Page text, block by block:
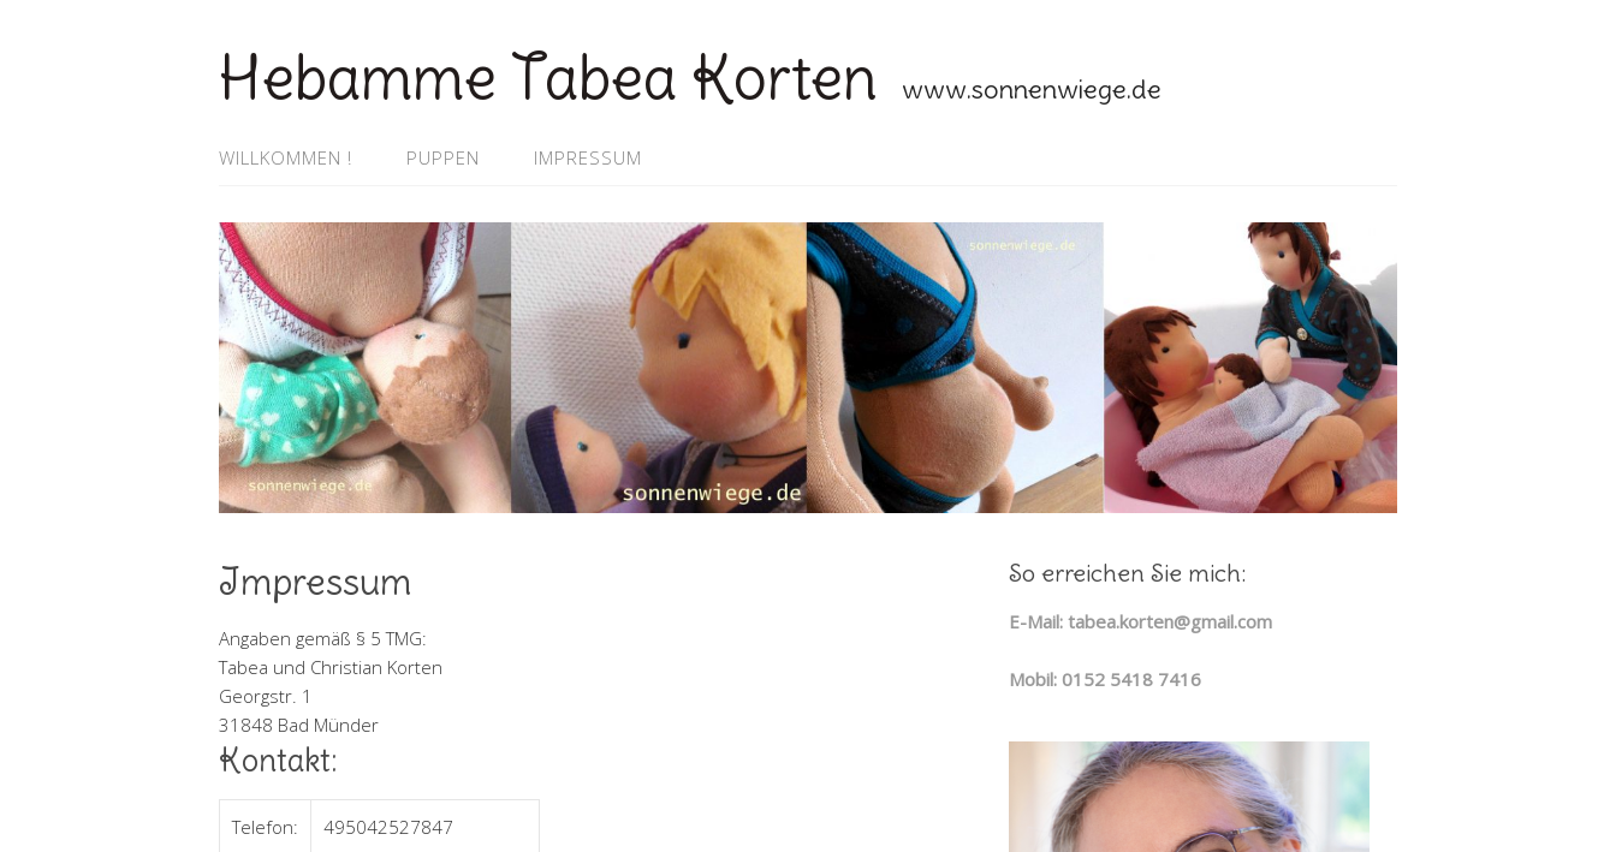
Hebamme Tabea Korten www.sonnenwiege.de
WILLKOMMEN ! PUPPEN IMPRESSUM
Impressum
Angaben gemäß § 5 TMG:
Tabea und Christian Korten
Georgstr. 1
31848 Bad Münder
Kontakt:
Telefon: 495042527847
So erreichen Sie mich:
E-Mail: tabea.korten@gmail.com
Mobil: 0152 5418 7416